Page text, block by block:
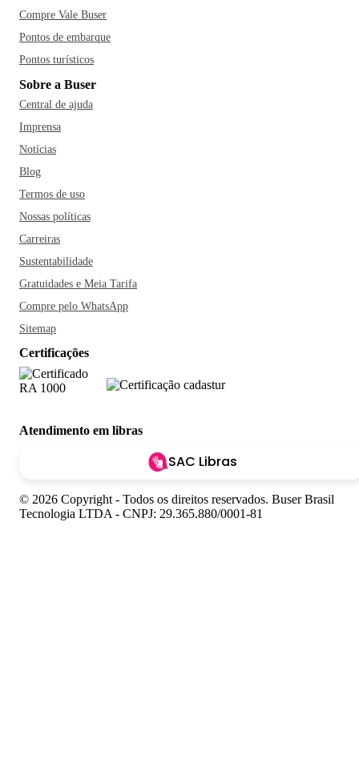
Compre Vale Buser
Pontos de embarque
Pontos turísticos
Sobre a Buser
Central de ajuda
Imprensa
Notícias
Blog
Termos de uso
Nossas políticas
Carreiras
Sustentabilidade
Gratuidades e Meia Tarifa
Compre pelo WhatsApp
Sitemap
Certificações
Atendimento em libras
SAC Libras
© 2026 Copyright - Todos os direitos reservados. Buser Brasil
Tecnologia LTDA - CNPJ: 29.365.880/0001-81